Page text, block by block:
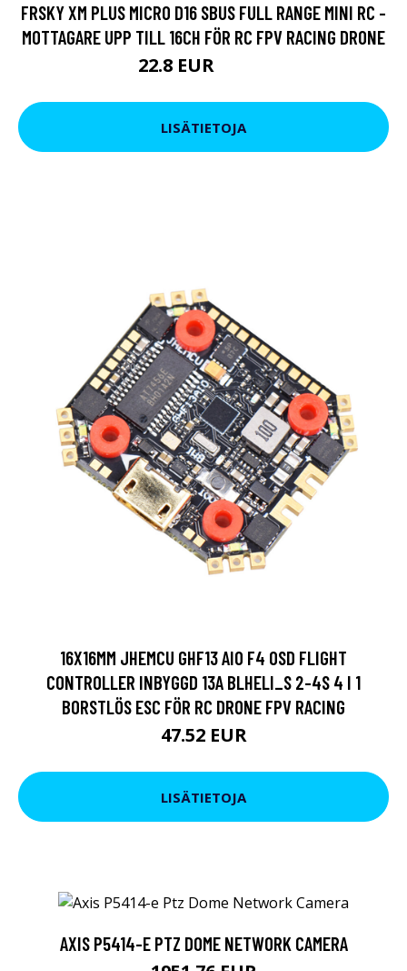
FRSKY XM PLUS MICRO D16 SBUS FULL RANGE MINI RC -
MOTTAGARE UPP TILL 16CH FÖR RC FPV RACING DRONE
22.8 EUR
LISÄTIETOJA
16X16MM JHEMCU GHF13 AIO F4 OSD FLIGHT
CONTROLLER INBYGGD 13A BLHELI_S 2-4S 4 I 1
BORSTLÖS ESC FÖR RC DRONE FPV RACING
47.52 EUR
LISÄTIETOJA
AXIS P5414-E PTZ DOME NETWORK CAMERA